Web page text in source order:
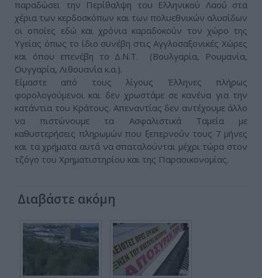
παραδώσει την Περίθαλψη του Ελληνικού Λαού στα
χέρια των κερδοσκόπων και των πολυεθνικών αλυσίδων
οι οποίες εδώ και χρόνια καραδοκούν τον χώρο της
Υγείας όπως το ίδιο συνέβη στις Αγγλοσαξονικές Χώρες
και όπου επενέβη το Δ.Ν.Τ. (Βουλγαρία, Ρουμανία,
Ουγγαρία, Λιθουανία κ.α.).
Είμαστε από τους λίγους Έλληνες πλήρως
φορολογούμενοι και δεν χρωστάμε σε κανένα για την
κατάντια του Κράτους. Απεναντίας δεν αντέχουμε άλλο
να πιστώνουμε τα Ασφαλιστικά Ταμεία με
καθυστερήσεις πληρωμών που ξεπερνούν τους 7 μήνες
και τα χρήματα αυτά να σπαταλούνται μέχρι τώρα στον
τζόγο του Χρηματιστηρίου και της Παραοικονομίας.
Διαβάστε ακόμη